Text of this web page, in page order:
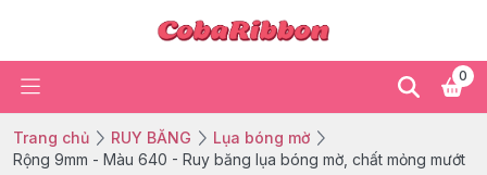
0
Trang chủ RUY BĂNG
Lụa bóng mờ
Rộng 9mm - Màu 640 - Ruy băng lụa bóng mờ, chất mỏng mướt